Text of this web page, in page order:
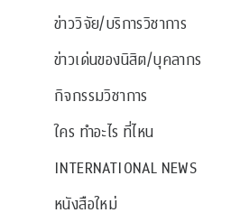
ข่าววิจัย/บริการวิชาการ
ข่าวเด่นของนิสิต/บุคลากร
กิจกรรมวิชาการ
ใคร ทำอะไร ที่ไหน
INTERNATIONAL NEWS
หนังสือใหม่